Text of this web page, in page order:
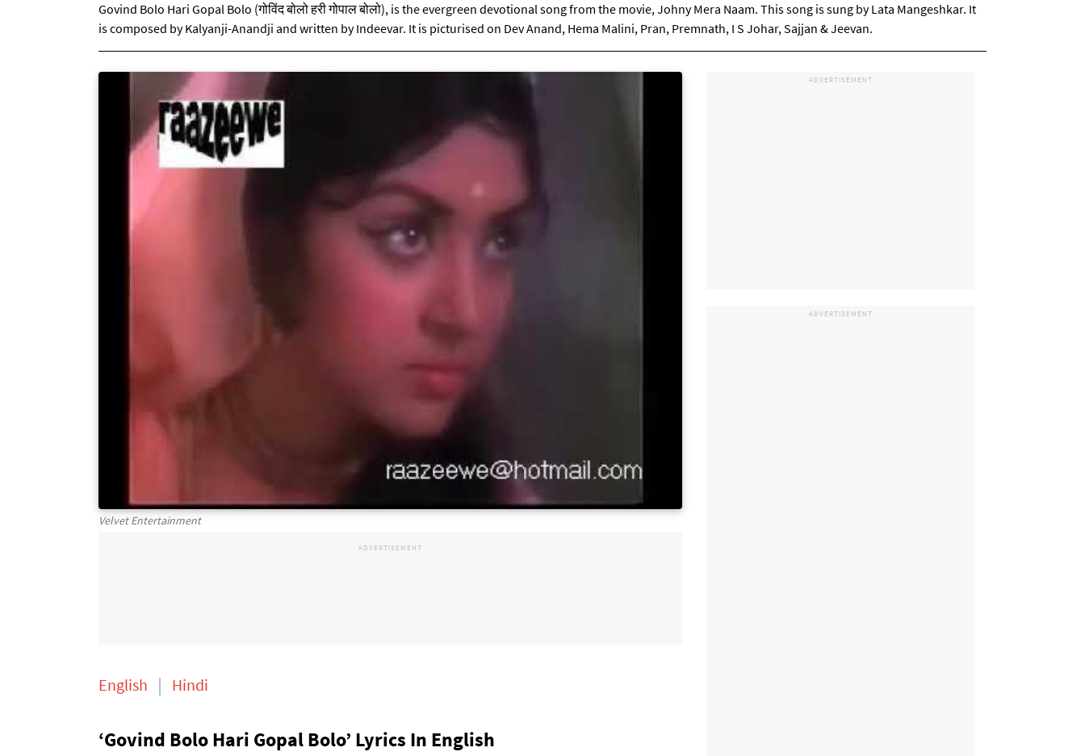
Govind Bolo Hari Gopal Bolo (गोविंद बोलो हरी गोपाल बोलो), is the evergreen devotional song from the movie, Johny Mera Naam. This song is sung by Lata Mangeshkar. It
is composed by Kalyanji-Anandji and written by Indeevar. It is picturised on Dev Anand, Hema Malini, Pran, Premnath, I S Johar, Sajjan & Jeevan.
Velvet Entertainment
English Hindi
‘Govind Bolo Hari Gopal Bolo’ Lyrics In English